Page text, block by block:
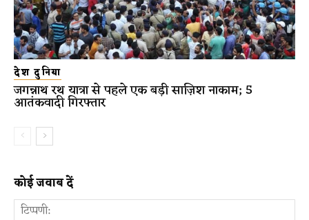
देश दुनिया
जगन्नाथ रथ यात्रा से पहले एक बड़ी साज़िश नाकाम; 5
आतंकवादी गिरफ्तार
कोई जवाब दें